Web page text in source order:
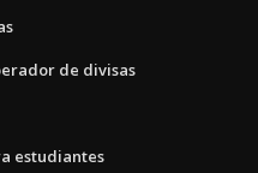
de divisas
estudiantes